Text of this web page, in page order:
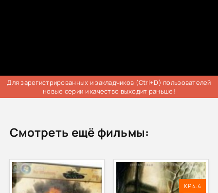
Для зарегистрированных и закладчиков (Ctrl+D) пользователей
новые серии и качество выходит раньше!
Смотреть ещё фильмы:
KP 4.4